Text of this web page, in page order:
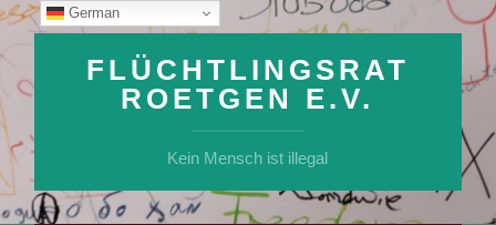
FLÜCHTLINGSRAT
ROETGEN E.V.
Kein Mensch ist illegal
German